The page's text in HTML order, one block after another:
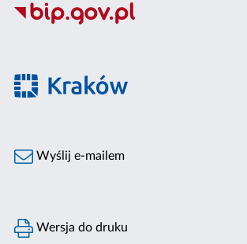
Wyślij e-mailem
Wersja do druku